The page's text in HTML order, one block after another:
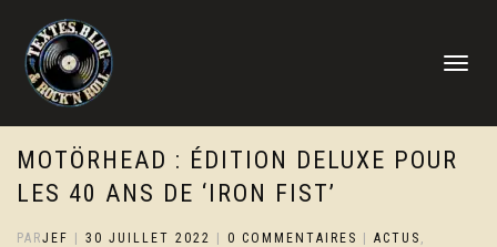
DÉPLIER
MOTÖRHEAD : ÉDITION DELUXE POUR
LES 40 ANS DE ‘IRON FIST’
PARJEF 30 JUILLET 2022 0 COMMENTAIRES ACTUS ,